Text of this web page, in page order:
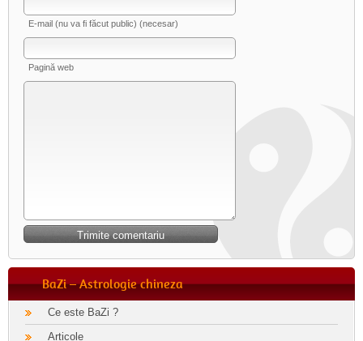
E-mail (nu va fi făcut public) (necesar)
Pagină web
BaZi – Astrologie chineza
Ce este BaZi ?
Articole